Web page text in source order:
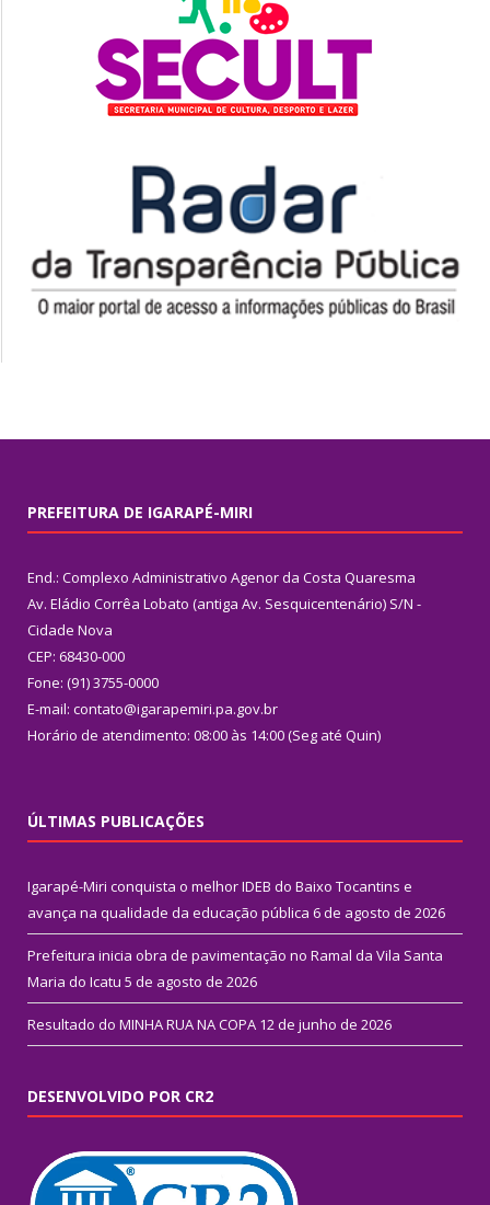
PREFEITURA DE IGARAPÉ-MIRI
End.: Complexo Administrativo Agenor da Costa Quaresma
Av. Eládio Corrêa Lobato (antiga Av. Sesquicentenário) S/N -
Cidade Nova
CEP: 68430-000
Fone: (91) 3755-0000
E-mail: contato@igarapemiri.pa.gov.br
Horário de atendimento: 08:00 às 14:00 (Seg até Quin)
ÚLTIMAS PUBLICAÇÕES
Igarapé-Miri conquista o melhor IDEB do Baixo Tocantins e
avança na qualidade da educação pública 6 de agosto de 2026
Prefeitura inicia obra de pavimentação no Ramal da Vila Santa
Maria do Icatu 5 de agosto de 2026
Resultado do MINHA RUA NA COPA 12 de junho de 2026
DESENVOLVIDO POR CR2